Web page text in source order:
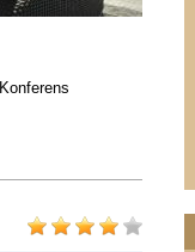
Konferens